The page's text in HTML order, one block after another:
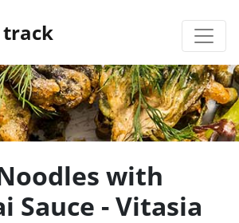
track
with
Sauce - Vitasia